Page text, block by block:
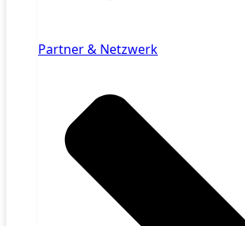
Partner & Netzwerk